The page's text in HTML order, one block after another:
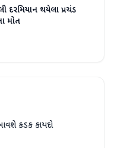
દરમિયાન થયેલા પ્રચંડ
મોત
કડક કાયદો